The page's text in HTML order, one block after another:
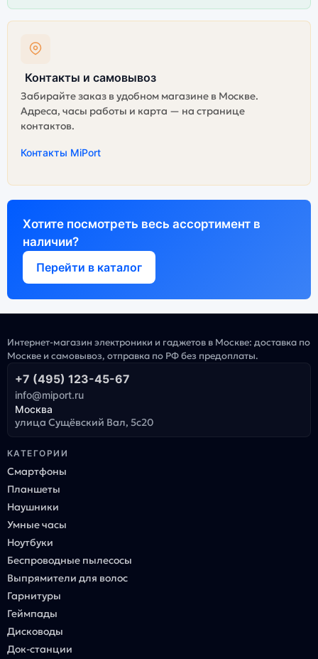
Контакты и самовывоз
Забирайте заказ в удобном магазине в Москве.
Адреса, часы работы и карта — на странице
контактов.
Контакты MiPort
Хотите посмотреть весь ассортимент в
наличии?
Перейти в каталог
Интернет-магазин электроники и гаджетов в Москве: доставка по
Москве и самовывоз, отправка по РФ без предоплаты.
+7 (495) 123-45-67
info@miport.ru
Москва
улица Сущёвский Вал, 5с20
КАТЕГОРИИ
Смартфоны
Планшеты
Наушники
Умные часы
Ноутбуки
Беспроводные пылесосы
Выпрямители для волос
Гарнитуры
Геймпады
Дисководы
Док-станции